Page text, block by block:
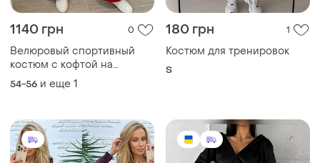
свободными брюками с
кулисками